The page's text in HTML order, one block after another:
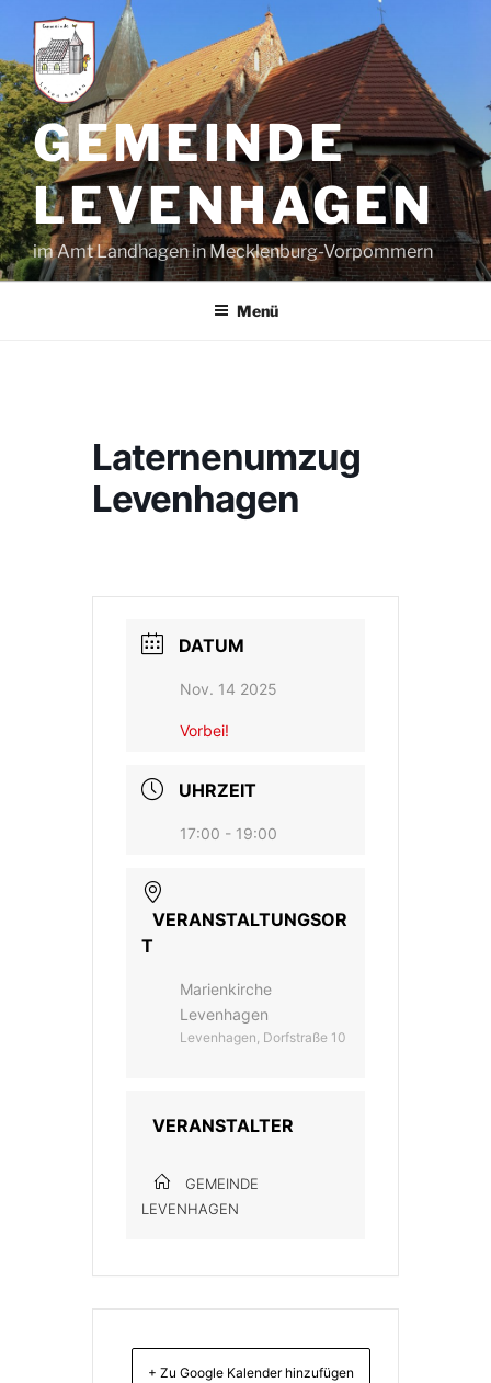
Inhalt
springen
GEMEINDE
LEVENHAGEN
im Amt Landhagen in Mecklenburg-Vorpommern
Menü
Laternenumzug
Levenhagen
DATUM
Nov. 14 2025
Vorbei!
UHRZEIT
17:00 - 19:00
VERANSTALTUNGSOR
T
Marienkirche
Levenhagen
Levenhagen, Dorfstraße 10
VERANSTALTER
GEMEINDE
LEVENHAGEN
+ Zu Google Kalender hinzufügen